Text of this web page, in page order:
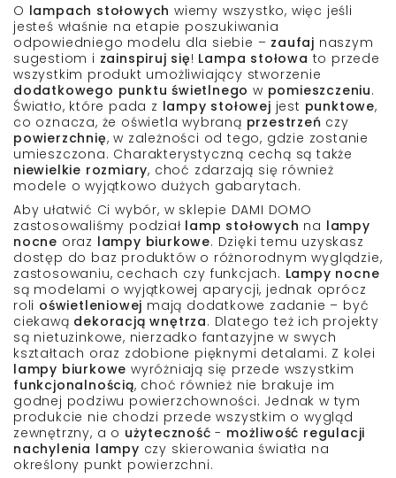
O lampach stołowych wiemy wszystko, więc jeśli
jesteś właśnie na etapie poszukiwania
odpowiedniego modelu dla siebie – zaufaj naszym
sugestiom i zainspiruj się! Lampa stołowa to przede
wszystkim produkt umożliwiający stworzenie
dodatkowego punktu świetlnego w pomieszczeniu.
Światło, które pada z lampy stołowej jest punktowe,
co oznacza, że oświetlawybraną przestrzeń czy
powierzchnię, w zależności od tego, gdzie zostanie
umieszczona. Charakterystyczną cechą są także
niewielkie rozmiary, choć zdarzają się również
modele o wyjątkowo dużych gabarytach.
Aby ułatwić Ci wybór, w sklepie DAMI DOMO
zastosowaliśmy podział lamp stołowych na lampy
nocne oraz lampy biurkowe. Dzięki temu uzyskasz
dostęp do baz produktów o różnorodnym wyglądzie,
zastosowaniu, cechach czy funkcjach. Lampy nocne
są modelami owyjątkowej aparycji, jednak oprócz
roli oświetleniowej mają dodatkowe zadanie – być
ciekawą dekoracją wnętrza. Dlatego też ich projekty
są nietuzinkowe, nierzadko fantazyjne w swych
kształtach oraz zdobione pięknymi detalami. Z kolei
lampy biurkowe wyróżniają się przede wszystkim
funkcjonalnością, choć również nie brakuje im
godnej podziwu powierzchowności. Jednak w tym
produkcie nie chodzi przede wszystkim o wygląd
zewnętrzny, a o użyteczność - możliwość regulacji
nachylenia lampy czy skierowania światła na
określony punkt powierzchni.